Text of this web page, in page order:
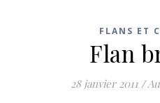
FLANS ET
Flan
28 janvier 2011 /